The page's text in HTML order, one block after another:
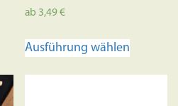
ab 3,49€
Ausführung wählen